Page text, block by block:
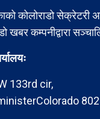
कोलोराडो सेक्रेटरी
खबर कम्पनीद्वारा
133rd cir,